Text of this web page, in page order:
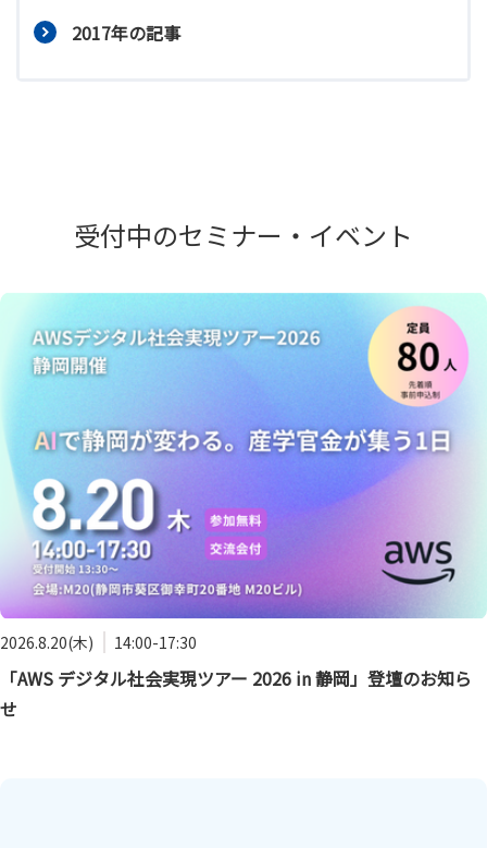
2017年の記事
受付中のセミナー・イベント
2026.8.20(木) 14:00-17:30
「AWS デジタル社会実現ツアー 2026 in 静岡」登壇のお知ら
せ